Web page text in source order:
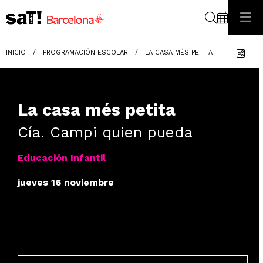
INICIO PROGRAMACIÓN ESCOLAR LA CASA MÉS PETITA
La casa més petita
Cía. Campi quien pueda
Educación Infantil
jueves 16 noviembre